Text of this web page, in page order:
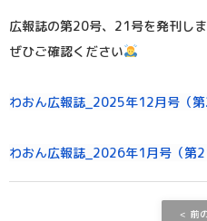
広報誌の第20号、21号を発刊しま
ぜひご確認ください
わおん広報誌_2025年12月号（第
わおん広報誌_2026年1月号（第
前